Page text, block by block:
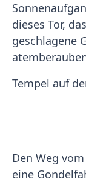
dieses Tor,
geschlagene
Tempel auf
Den Weg
eine